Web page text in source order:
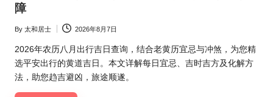
障
Posted
by
By 太和居士 2026年8月7日
2026年农历八月出行吉日查询，结合老黄历宜忌与冲煞，为您精
选平安出行的黄道吉日。本文详解每日宜忌、吉时吉方及化解方
法，助您趋吉避凶，旅途顺遂。